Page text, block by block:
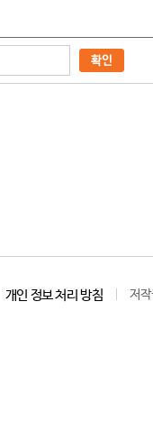
확인
개인 정보 처리 방침 저